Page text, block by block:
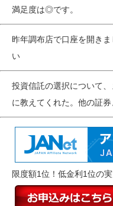
満足度は◎です。
昨年調布店で口座を開き
い
投資信託の選択について
に教えてくれた。他の証
限度額1位！低金利1位の